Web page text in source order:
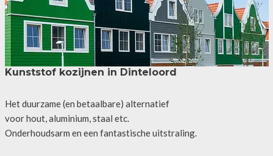
Kunststof kozijnen in Dinteloord
Het duurzame (en betaalbare) alternatief
voor hout, aluminium, staal etc.
Onderhoudsarm en een fantastische uitstraling.